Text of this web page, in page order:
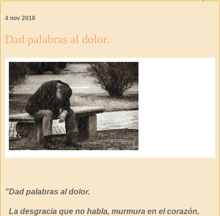
4 nov 2018
Dad palabras al dolor.
"Dad palabras al dolor.
La desgracia que no habla, murmura en el corazón,